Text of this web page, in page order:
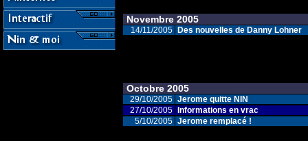
Novembre 2005
14/11/2005 Des nouvelles de Danny Lohner
Octobre 2005
29/10/2005 Jerome quitte NIN
27/10/2005
Informations en vrac
5/10/2005 Jerome remplacé !